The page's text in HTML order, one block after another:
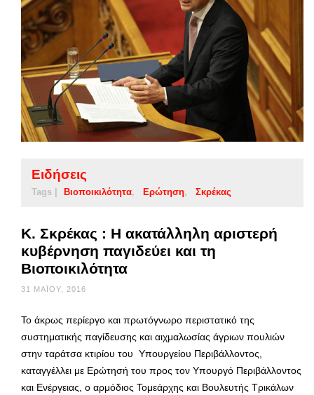
Ειδήσεις
Tags | Βιοποικιλότητα Ερώτηση Σκρέκας
Κ. Σκρέκας : Η ακατάλληλη αριστερή
κυβέρνηση παγιδεύει και τη
Βιοποικιλότητα
31 ΜΑΪ́ΟΥ, 2016
Το άκρως περίεργο και πρωτόγνωρο περιστατικό της
συστηματικής παγίδευσης και αιχμαλωσίας άγριων πουλιών
στην ταράτσα κτιρίου του Υπουργείου Περιβάλλοντος,
καταγγέλλει με Ερώτησή του προς τον Υπουργό Περιβάλλοντος
και Ενέργειας, ο αρμόδιος Τομεάρχης και Βουλευτής Τρικάλων